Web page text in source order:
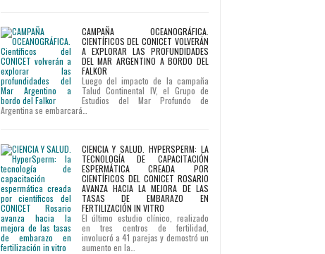
CAMPAÑA OCEANOGRÁFICA.
CIENTÍFICOS DEL CONICET VOLVERÁN
A EXPLORAR LAS PROFUNDIDADES
DEL MAR ARGENTINO A BORDO DEL
FALKOR
Luego del impacto de la campaña
Talud Continental IV, el Grupo de
Estudios del Mar Profundo de
Argentina se embarcará…
CIENCIA Y SALUD. HYPERSPERM: LA
TECNOLOGÍA DE CAPACITACIÓN
ESPERMÁTICA CREADA POR
CIENTÍFICOS DEL CONICET ROSARIO
AVANZA HACIA LA MEJORA DE LAS
TASAS DE EMBARAZO EN
FERTILIZACIÓN IN VITRO
El último estudio clínico, realizado
en tres centros de fertilidad,
involucró a 41 parejas y demostró un
aumento en la…